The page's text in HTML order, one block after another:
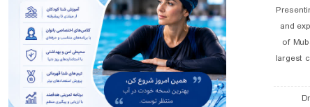
and
of
largest